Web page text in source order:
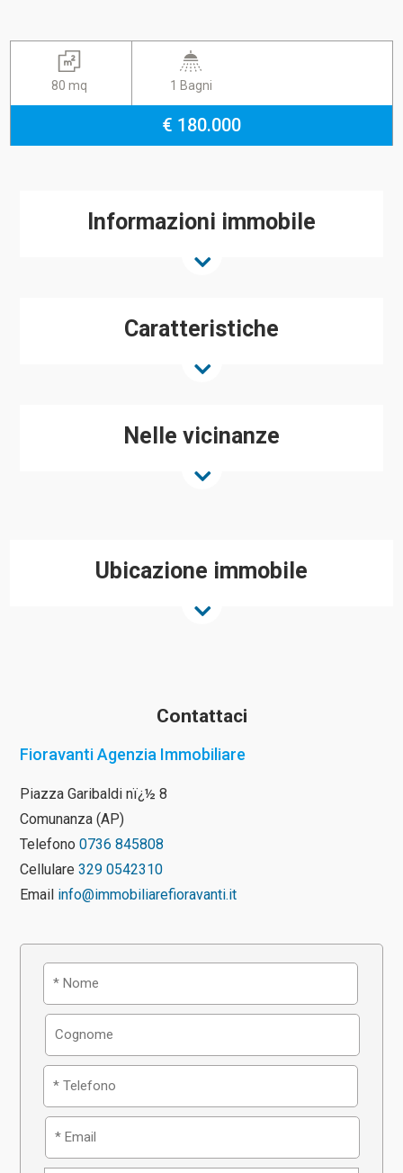
80 mq 1 Bagni
€ 180.000
Informazioni immobile
Caratteristiche
Nelle vicinanze
Ubicazione immobile
Contattaci
Fioravanti Agenzia Immobiliare
Piazza Garibaldi nï¿½ 8
Comunanza (AP)
Telefono 0736 845808
Cellulare 329 0542310
Email info@immobiliarefioravanti.it